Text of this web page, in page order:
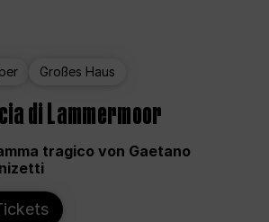
Großes Haus
di Lammermoor
tragico von Gaetano